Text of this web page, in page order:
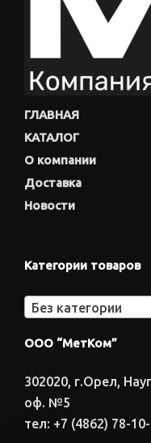
ГЛАВНАЯ
КАТАЛОГ
О компании
Доставка
Новости
Категории товаров
Без категории
ООО “МетКом”
302020, г.Орел,
оф. №5
тел: +7 (4862) 78-